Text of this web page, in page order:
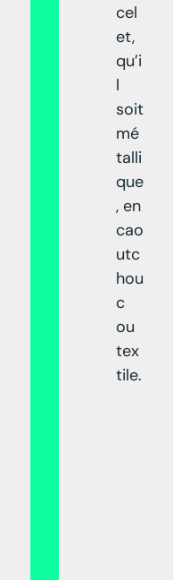
cel
et,
qu’i
l
soit
mé
talli
que
, en
cao
utc
hou
c
ou
tex
tile.